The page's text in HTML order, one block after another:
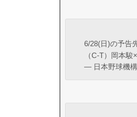
6/28(日)の予告
（C-T）岡本駿
— 日本野球機